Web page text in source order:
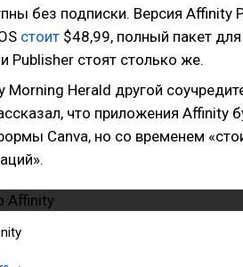
без подписки. Версия Affinity
стоит $48,99, полный пакет
Publisher стоят столько же.
Morning Herald другой
что приложения Affinity
Canva, но со временем